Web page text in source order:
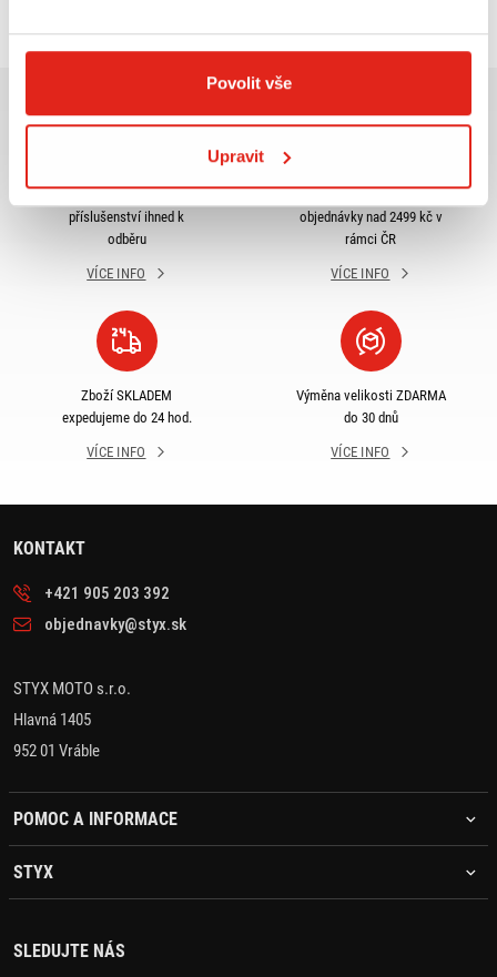
Povolit vše
Upravit
Největší výběr moto
příslušenství ihned k
odběru
VÍCE INFO
Doprava ZDARMA pro
objednávky nad 2499 kč v
rámci ČR
VÍCE INFO
Zboží SKLADEM
expedujeme do 24 hod.
VÍCE INFO
Výměna velikosti ZDARMA
do 30 dnů
VÍCE INFO
KONTAKT
+421 905 203 392
objednavky@styx.sk
STYX MOTO s.r.o.
Hlavná 1405
952 01 Vráble
POMOC A INFORMACE
STYX
SLEDUJTE NÁS